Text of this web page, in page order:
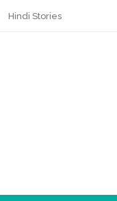
Hindi Stories